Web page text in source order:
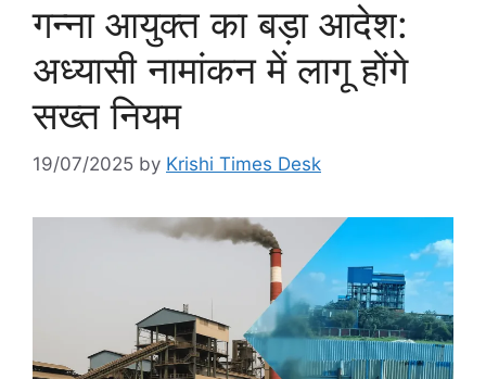
गन्ना आयुक्त का बड़ा आदेश:
अध्यासी नामांकन में लागू होंगे
सख्त नियम
19/07/2025 by Krishi Times Desk